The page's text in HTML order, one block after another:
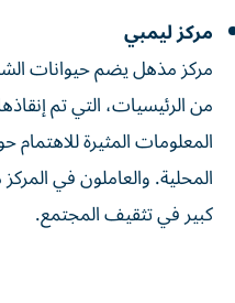
مركز ليمبي
مركز مذهل يضم حيوانات
من الرئيسيات، التي تم
المعلومات المثيرة
المحلية. والعاملون في
كبير في تثقيف المجتمع.